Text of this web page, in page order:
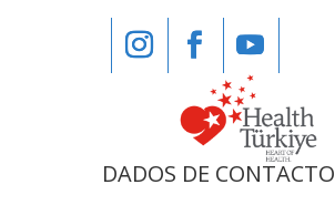
DADOS DE CONTACTO